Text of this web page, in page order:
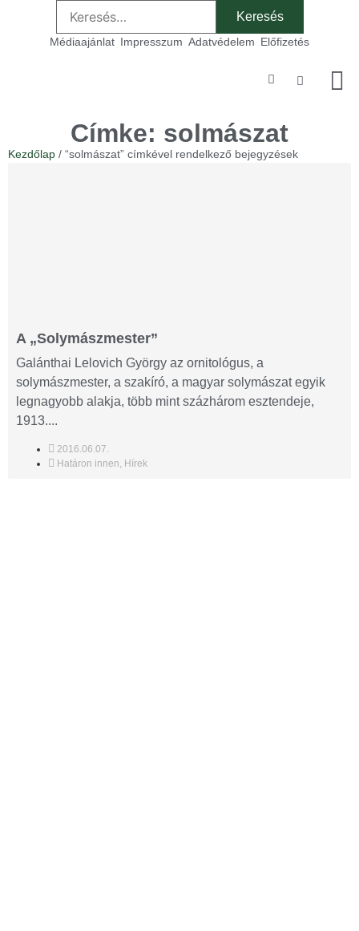
Médiaajánlat Impresszum Adatvédelem Előfizetés
Címke: solmászat
Kezdőlap / “solmászat” címkével rendelkező bejegyzések
A „Solymászmester”
Galánthai Lelovich György az ornitológus, a
solymászmester, a szakíró, a magyar solymászat egyik
legnagyobb alakja, több mint százhárom esztendeje,
1913....
2016.06.07.
Határon innen, Hírek